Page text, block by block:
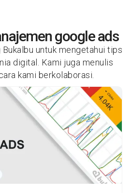
google ads
untuk mengetahui tips
digital. Kami juga menulis
kami berkolaborasi.